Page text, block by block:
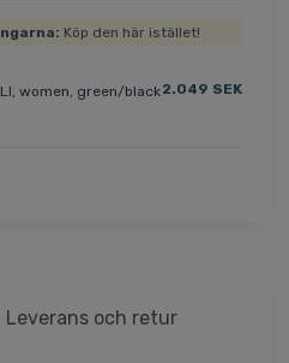
Köp den här istället!
women, green/black2.049 SEK
Leverans och retur